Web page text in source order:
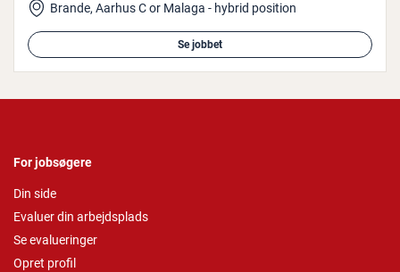
Brande, Aarhus C or Malaga - hybrid position
Se jobbet
For jobsøgere
Din side
Evaluer din arbejdsplads
Se evalueringer
Opret profil